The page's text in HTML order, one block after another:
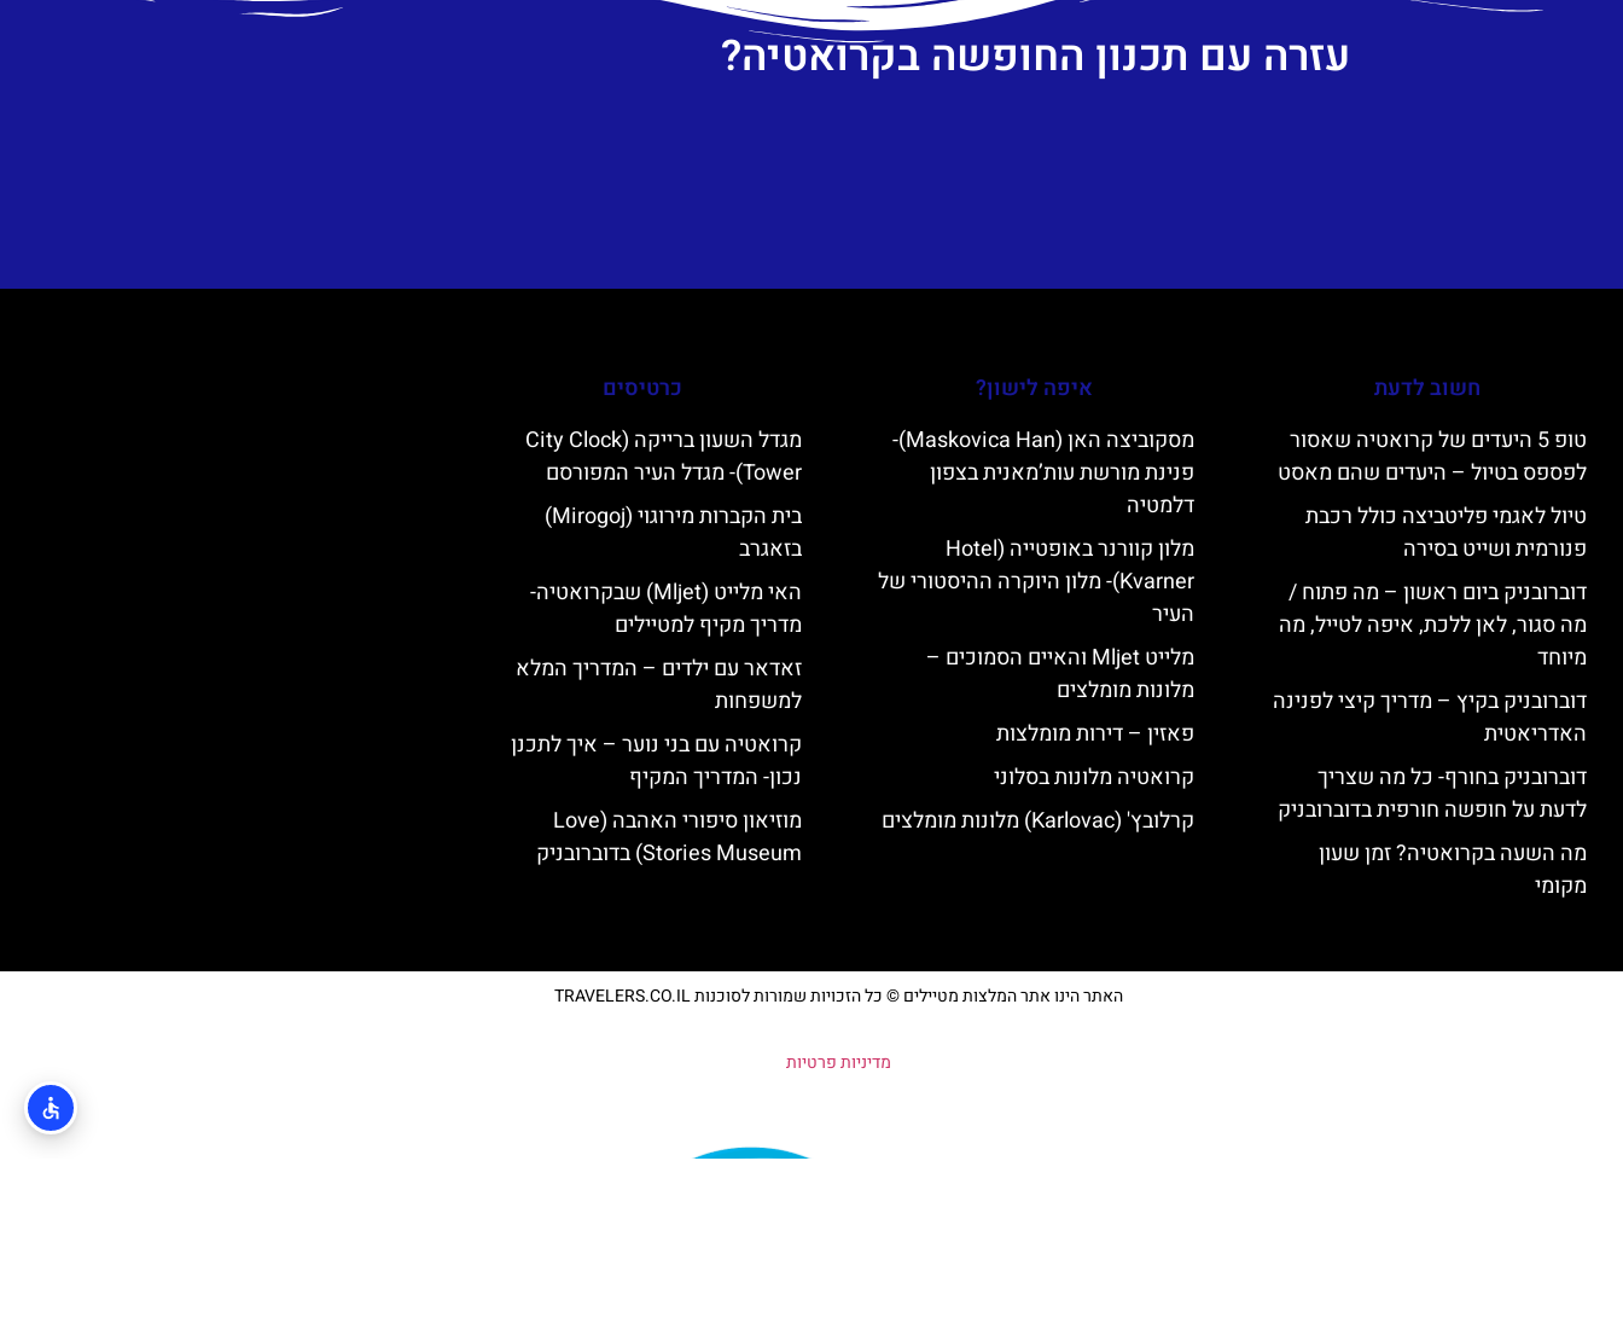
עזרה עם תכנון החופשה בקרואטיה?
חשוב לדעת
טופ 5 היעדים של קרואטיה שאסור
לפספס בטיול – היעדים שהם מאסט
טיול לאגמי פליטביצה כולל רכבת
פנורמית ושייט בסירה
דוברובניק ביום ראשון – מה פתוח /
מה סגור, לאן ללכת, איפה לטייל, מה
מיוחד
דוברובניק בקיץ – מדריך קיצי לפנינה
האדריאטית
דוברובניק בחורף- כל מה שצריך
לדעת על חופשה חורפית בדוברובניק
מה השעה בקרואטיה? זמן שעון
מקומי
איפה לישון?
מסקוביצה האן (Maskovica Han)-
פנינת מורשת עות’מאנית בצפון
דלמטיה
מלון קוורנר באופטייה (Hotel
Kvarner)- מלון היוקרה ההיסטורי של
העיר
מלייט Mljet והאיים הסמוכים –
מלונות מומלצים
פאזין – דירות מומלצות
קרואטיה מלונות בסלוני
קרלובץ' (Karlovac) מלונות מומלצים
כרטיסים
מגדל השעון ברייקה (City Clock
Tower)- מגדל העיר המפורסם
בית הקברות מירוגוי (Mirogoj)
בזאגרב
האי מלייט (Mljet) שבקרואטיה-
מדריך מקיף למטיילים
זאדאר עם ילדים – המדריך המלא
למשפחות
קרואטיה עם בני נוער – איך לתכנן
נכון- המדריך המקיף
מוזיאון סיפורי האהבה (Love
Stories Museum) בדוברובניק
האתר הינו אתר המלצות מטיילים © כל הזכויות שמורות לסוכנות TRAVELERS.CO.IL
מדיניות פרטיות